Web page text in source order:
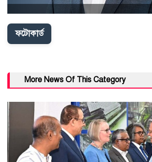
ফটোকার্ড
More News Of This Category